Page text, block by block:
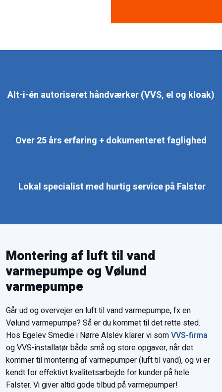
Alt-i-én autoriseret håndværker (VVS, el og kloak)
Over 25 års erfaring + dokumenteret faglighed
Lokal specialist med hurtig service på Falster
Montering af luft til vand
varmepumpe og Vølund
varmepumpe
Går ud og overvejer en luft til vand varmepumpe, fx en
Vølund varmepumpe? Så er du kommet til det rette sted.
Hos Egelev Smedie i Nørre Alslev klarer vi somVVS-firma
og VVS-installatør både små og store opgaver, når det
kommer til montering af varmepumper (luft til vand), og vi er
kendt for effektivt kvalitetsarbejde for kunder på hele
Falster. Vi giver altid gode tilbud på varmepumper!